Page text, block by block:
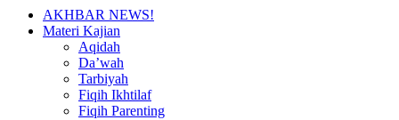
AKHBAR NEWS!
Materi Kajian
Aqidah
Da’wah
Tarbiyah
Fiqih Ikhtilaf
Fiqih Parenting